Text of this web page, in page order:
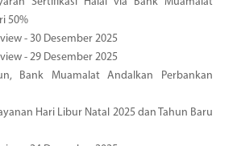
50%
- 30 Desember 2025
- 29 Desember 2025
Bank Muamalat Andalkan Perbankan
Hari Libur Natal 2025 dan Tahun Baru